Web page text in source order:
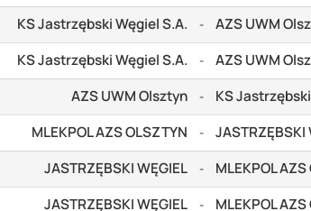
KS Jastrzębski Węgiel S.A. - AZS UWM
KS Jastrzębski Węgiel S.A. - AZS UWM
AZS UWM Olsztyn - KS
MLEKPOL AZS OLSZTYN - JASTRZĘBSKI
JASTRZĘBSKI WĘGIEL - MLEKPOL
JASTRZĘBSKI WĘGIEL - MLEKPOL